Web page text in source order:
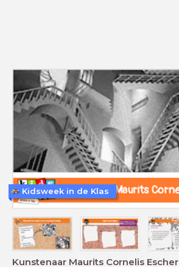
Kunstenaar Maurits Cornelis Escher
Kidsweek in de Klas